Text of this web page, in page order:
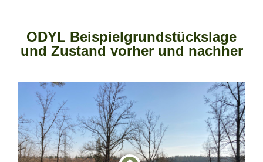
ODYL Beispielgrundstückslage
und Zustand vorher und nachher